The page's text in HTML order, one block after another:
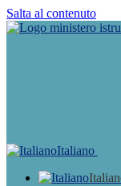
Salta al contenuto
Italiano